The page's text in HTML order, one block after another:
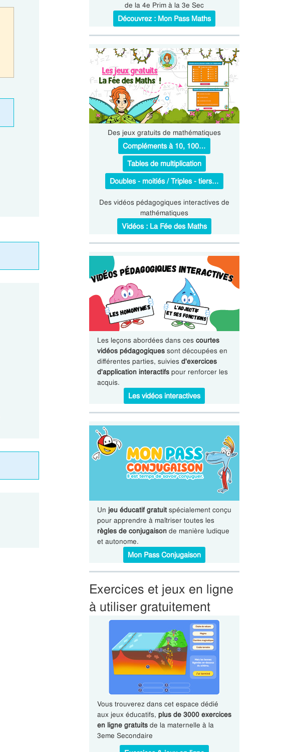
de la 4e Prim à la 3e Sec
Découvrez : Mon Pass Maths
Des jeux gratuits de mathématiques
Compléments à 10, 100…
Tables de multiplication
Doubles - moitiés / Triples - tiers…
Des vidéos pédagogiques interactives de
mathématiques
Vidéos : La Fée des Maths
Les leçons abordées dans ces courtes
vidéos pédagogiquessont découpées en
différentes parties, suivies d'exercices
d'application interactifspour renforcer les
acquis.
Les vidéos interactives
Un jeu éducatif gratuitspécialement conçu
pour apprendre à maîtriser toutes les
règles de conjugaisonde manière ludique
et autonome.
Mon Pass Conjugaison
Exercices et jeux en ligne
à utiliser gratuitement
Vous trouverez dans cet espace dédié
aux jeux éducatifs, plus de 3000 exercices
en ligne gratuitsde la maternelle à la
3eme Secondaire